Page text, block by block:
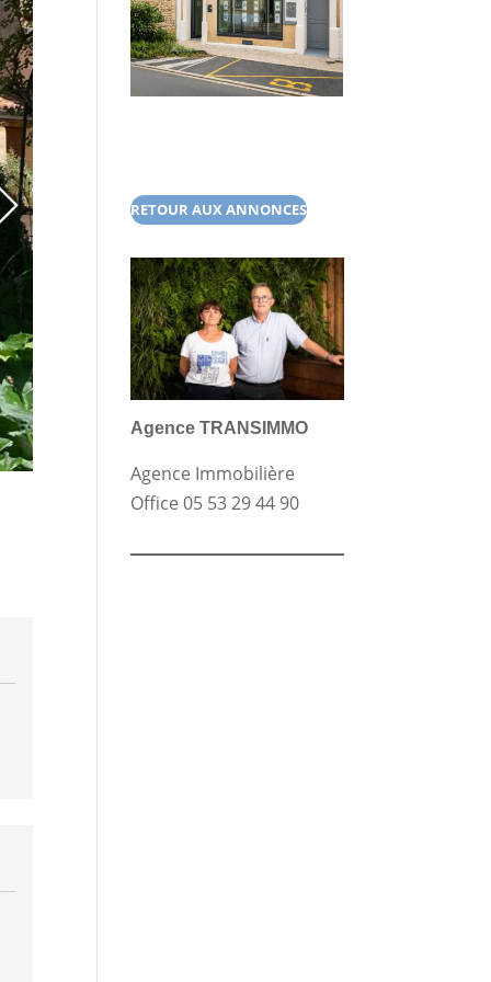
RETOUR AUX ANNONCES
Agence TRANSIMMO
Agence Immobilière
Office05 53 29 44 90